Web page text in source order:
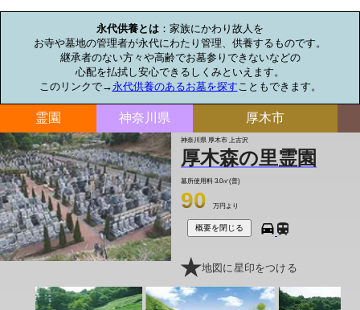
永代供養とは ：家族にかわり故人を
お寺や墓地の管理者が永代にわたり管理、供養するものです。
継承者のない方々や高齢でお墓参りできないなどの
心配を払拭し安心できるしくみといえます。
このリンクで→永代供養のあるお墓を探すこともできます。
霊園 神奈川県 厚木市
神奈川県 厚木市 上古沢
厚木森の里霊園
墓所使用料 3.0㎡(普)
90 万円より
概要を閉じる
地図に星印をつける